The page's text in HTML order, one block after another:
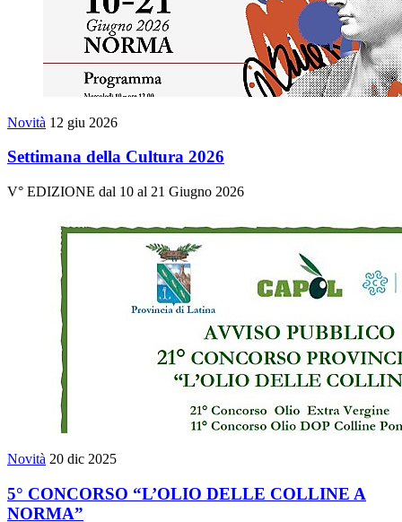
Novità 12 giu 2026
Settimana della Cultura 2026
V° EDIZIONE dal 10 al 21 Giugno 2026
Novità 20 dic 2025
5° CONCORSO “L’OLIO DELLE COLLINE A
NORMA”